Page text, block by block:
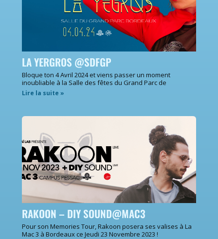
LA YERGROS @SDFGP
Bloque ton 4 Avril 2024 et viens passer un moment
inoubliable à la Salle des fêtes du Grand Parc de
Lire la suite »
RAKOON – DIY SOUND@MAC3
Pour son Memories Tour, Rakoon posera ses valises à La
Mac 3 à Bordeaux ce Jeudi 23 Novembre 2023 !